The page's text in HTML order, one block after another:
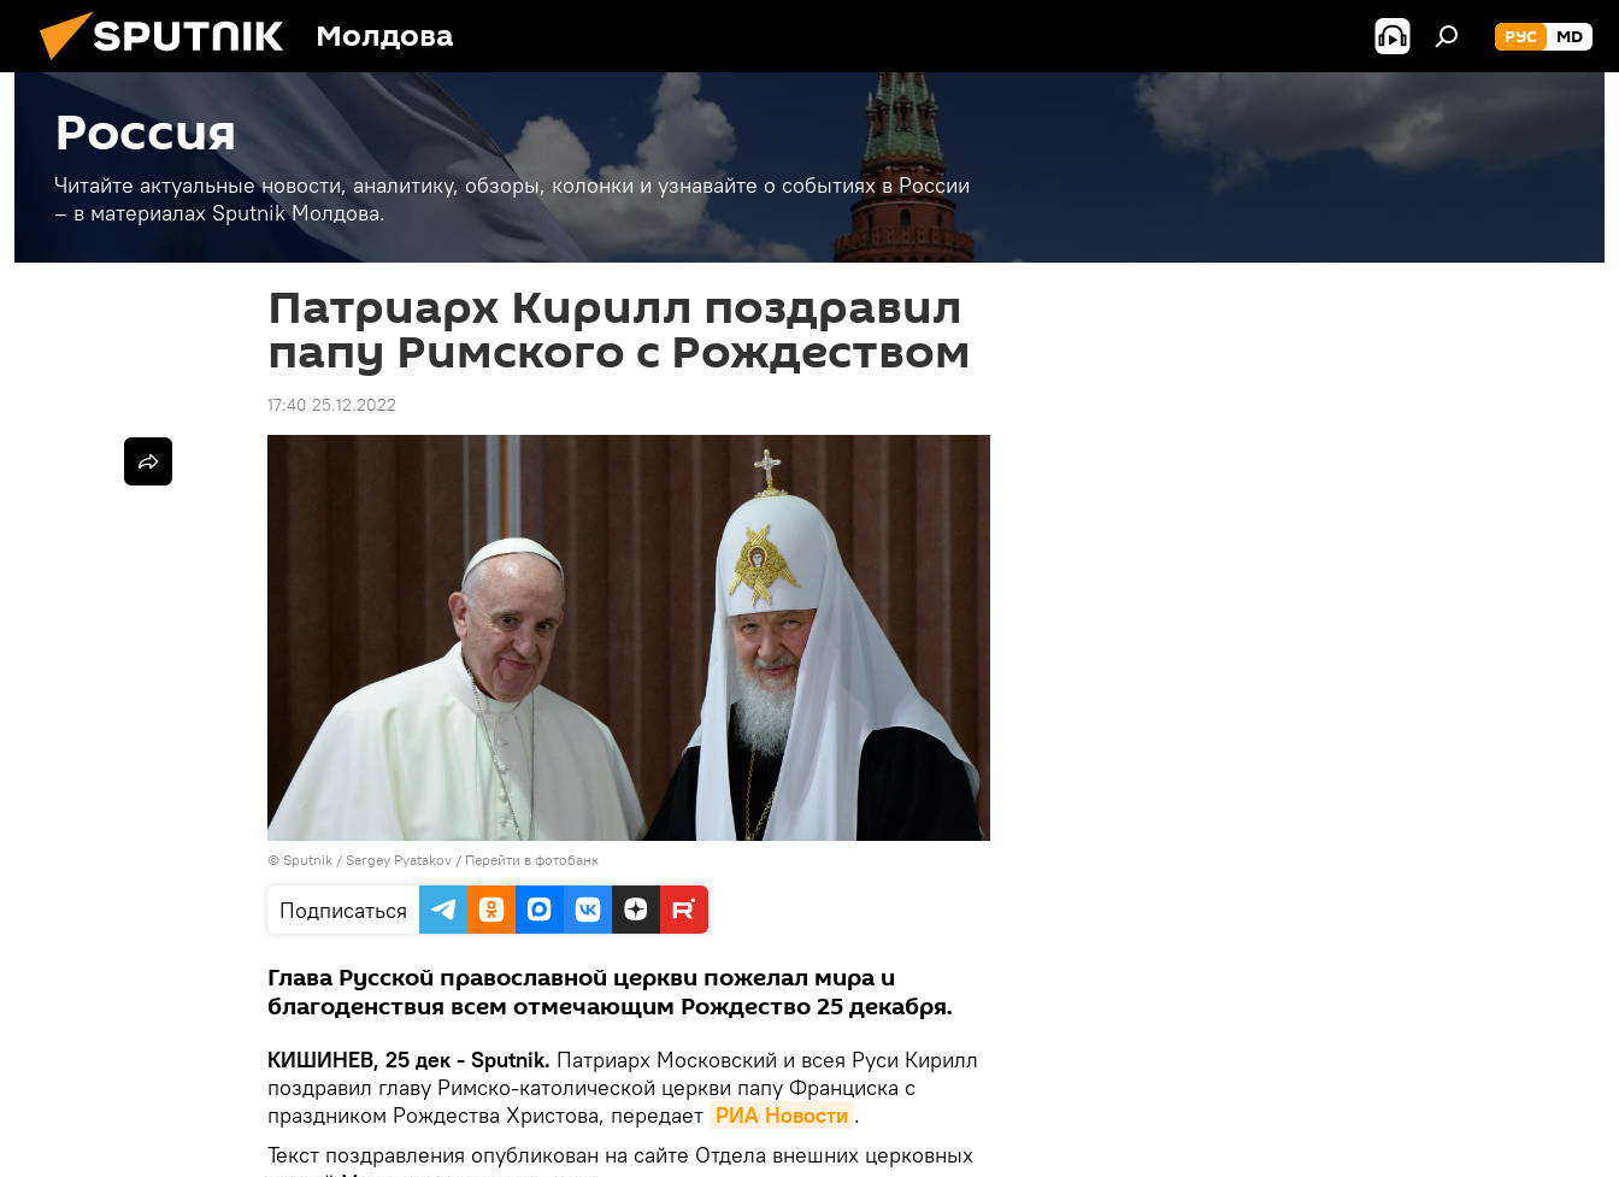
Молдова РУС MD
Россия
Читайте актуальные новости, аналитику, обзоры, колонки и узнавайте о событиях в России
– в материалах Sputnik Молдова.
Патриарх Кирилл поздравил
папу Римского с Рождеством
17:40 25.12.2022
© Sputnik / Sergey Pyatakov / Перейти в фотобанк
Подписаться
Глава Русской православной церкви пожелал мира и
благоденствия всем отмечающим Рождество 25 декабря.
КИШИНЕВ, 25 дек - Sputnik. Патриарх Московский и всея Руси Кирилл
поздравил главу Римско-католической церкви папу Франциска с
праздником Рождества Христова, передает РИА Новости .
Текст поздравления опубликован на сайте Отдела внешних церковных